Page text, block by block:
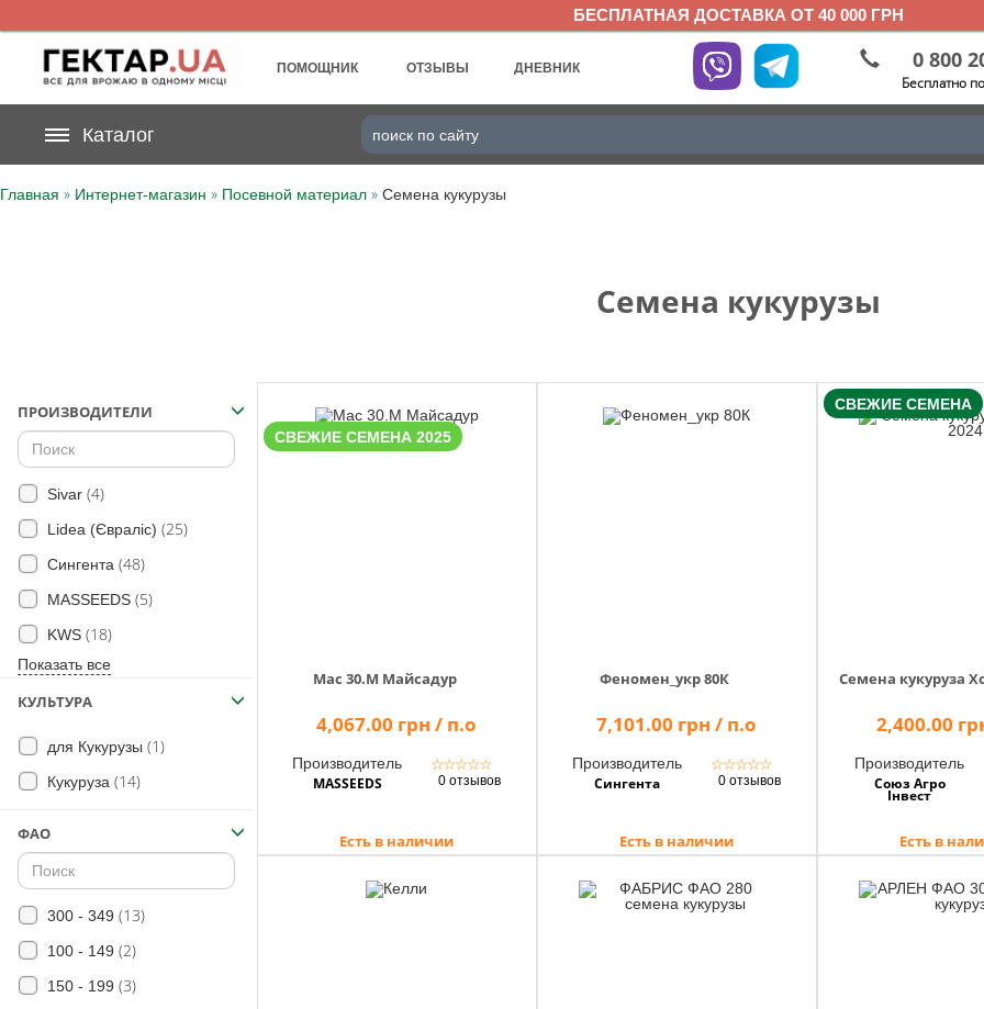
БЕСПЛАТНАЯ ДОСТАВКА ОТ 40 000 ГРН
ПОМОЩНИК ОТЗЫВЫ ДНЕВНИК 0 800
Бесплатно
UA
На вашем
бонусном счете
Корзина
Помощник
0 800 203
302
Бесплатно по
Украине
+38 (096) 733
+38 (066) 733
733 0
+38 (093) 733
info@hectare.ua
Каталог
Главная » Интернет-магазин » Посевной материал » Семена кукурузы
Семена кукурузы
ПРОИЗВОДИТЕЛИ
Sivar (4)
Lidea (Євраліс) (25)
Сингента (48)
MASSEEDS (5)
KWS (18)
Показать все
КУЛЬТУРА
для Кукурузы (1)
Кукуруза (14)
ФАО
300 - 349 (13)
100 - 149 (2)
150 - 199 (3)
СВЕЖИЕ СЕМЕНА 2025
Мас 30.M Майсадур
4,067.00 грн / п.о
Производитель
MASSEEDS
☆☆☆☆☆
0 отзывов
Есть в наличии
Феномен_укр 80К
7,101.00 грн / п.о
Производитель
Сингента
☆☆☆☆☆
0 отзывов
Есть в наличии
СВЕЖИЕ СЕМЕНА
Семена кукуруза
2,400.00
Производитель
Союз Агро
Інвест
Есть в